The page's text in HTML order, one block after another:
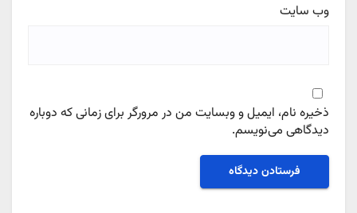
وب‌ سایت
ذخیره نام، ایمیل و وبسایت من در مرورگر برای زمانی که دوباره
دیدگاهی می‌نویسم.